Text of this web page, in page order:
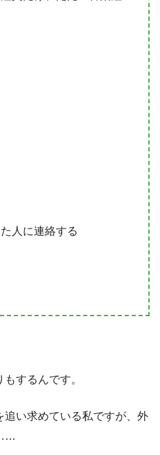
人に連絡する
するんです。
い求めている私ですが、外